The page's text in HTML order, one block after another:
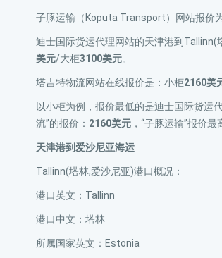
子豚运输（Koputa Transport）网站报价
迪士国际货运代理网站的天津港到
美元/大柜3100美元。
塔吉特物流网站在线报价是：小柜2160美
以小柜为例，报价最低的是迪士国际货运
流”的报价： 2160美元，“子豚运输”报价最
天津港到爱沙尼亚海运
Tallinn(塔林,爱沙尼亚)港口概况：
港口英文：Tallinn
港口中文：塔林
所属国家英文：Estonia